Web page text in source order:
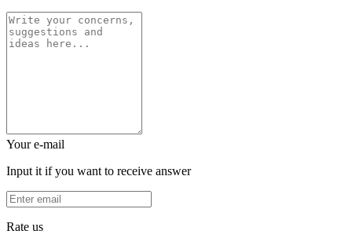
Your e-mail
Input it if you want to receive answer
Rate us